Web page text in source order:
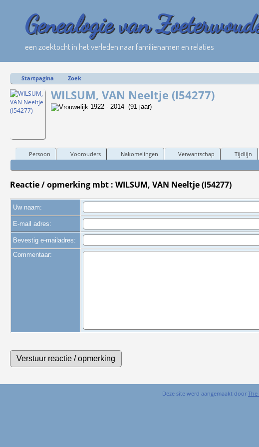
Genealogie van
een zoektocht in het verleden naar familienamen en relaties
Startpagina Zoek
WILSUM, VAN Neeltje (I54277)
1922 - 2014 (91 jaar)
Persoon Voorouders Nakomelingen Verwantschap Tijdlijn
Reactie / opmerking mbt : WILSUM, VAN Neeltje (I54277)
Uw naam:
E-mail adres:
Bevestig e-mailadres:
Commentaar:
Deze site werd aangemaakt door